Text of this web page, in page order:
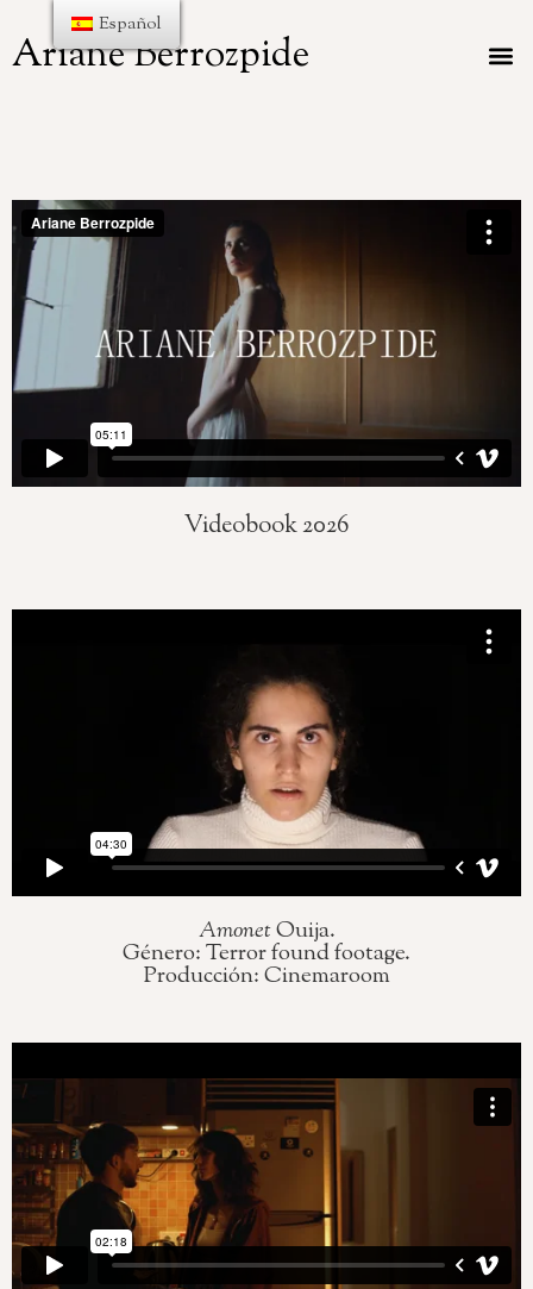
Ariane Berrozpide
Videobook 2026
AmonetOuija.
Género: Terror found footage.
Producción: Cinemaroom
Español